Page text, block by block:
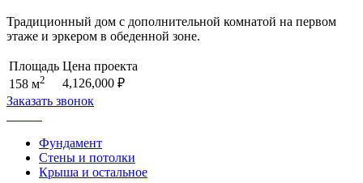
Традиционный дом с дополнительной комнатой на первом
этаже и эркером в обеденной зоне.
Площадь
158 м2
Цена проекта
4,126,000 ₽
Заказать звонок
Фундамент
Стены и потолки
Крыша и остальное